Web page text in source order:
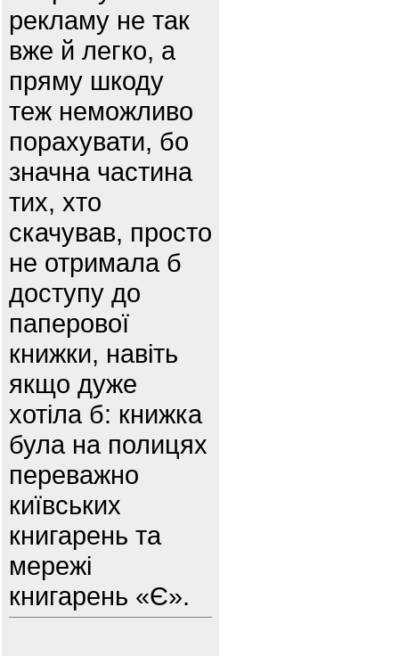
рекламу не так
вже й легко, а
пряму шкоду
теж неможливо
порахувати, бо
значна частина
тих, хто
скачував, просто
не отримала б
доступу до
паперової
книжки, навіть
якщо дуже
хотіла б: книжка
була на полицях
переважно
київських
книгарень та
мережі
книгарень «Є».